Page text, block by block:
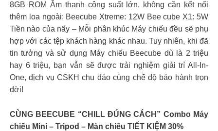
8GB ROM Âm thanh công suất lớn, không cần kết nối
thêm loa ngoài: Beecube Xtreme: 12W Bee cube X1: 5W
Tiền nào của nấy – Mỗi phân khúc Máy chiếu đều sẽ phụ
hợp với các tệp khách hàng khác nhau. Tuy nhiên, khi đã
tin tưởng và sử dụng Máy chiếu Beecube dù là 2 triệu
hay 6 triệu, bạn vẫn sẽ được trải nghiệm giải trí All-In-
One, dịch vụ CSKH chu đáo cùng chế độ bảo hành trọn
đời!
CÙNG BEECUBE “CHILL ĐÚNG CÁCH” Combo Máy
chiếu Mini – Tripod – Màn chiếu TIẾT KIỆM 30%